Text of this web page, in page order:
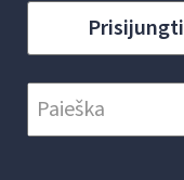
Prisijungti